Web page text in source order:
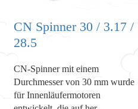
CN Spinner 30 / 3.17 /
28.5
CN-Spinner mit einem
Durchmesser von 30 mm wurde
für Innenläufermotoren